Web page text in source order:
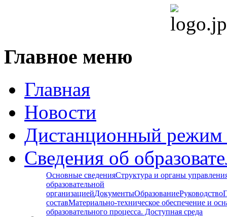
Главное меню
Главная
Новости
Дистанционный режим
Сведения об
Основные сведенияСтруктура и органы
образовательной
организациейДокументыОбразованиеРуководство
составМатериально-техническое обеспечение и
образовательного процесса. Доступная среда